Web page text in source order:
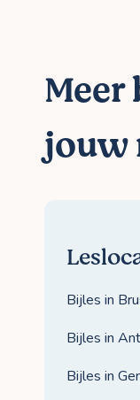
Meer
jouw
Bijles in
Bijles in
Bijles in